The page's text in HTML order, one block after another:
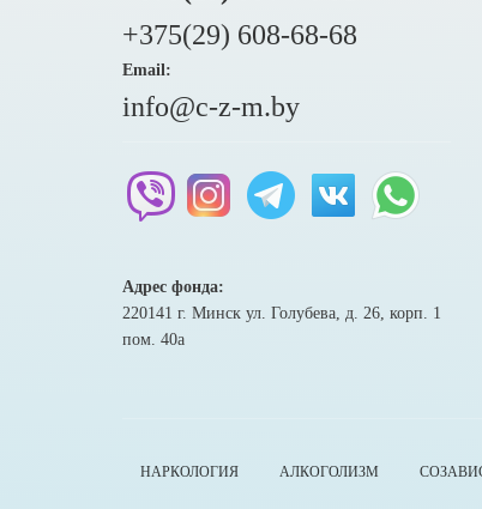
+375(29) 608-68-68
Email:
info@c-z-m.by
Адрес фонда:
220141 г. Минск ул. Голубева, д. 26, корп. 1
пом. 40а
НАРКОЛОГИЯ АЛКОГОЛИЗМ